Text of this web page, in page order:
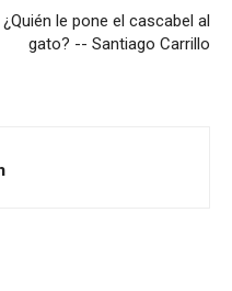
¿Quién le pone el cascabel al
gato? -- Santiago Carrillo